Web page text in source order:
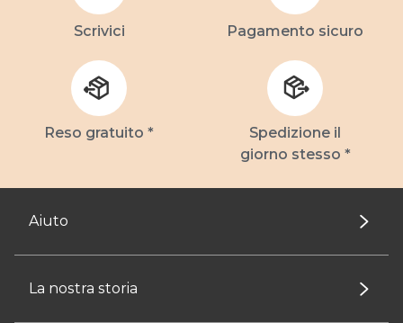
Scrivici Pagamento sicuro
Reso gratuito *
Spedizione il
giorno stesso *
Aiuto
La nostra storia